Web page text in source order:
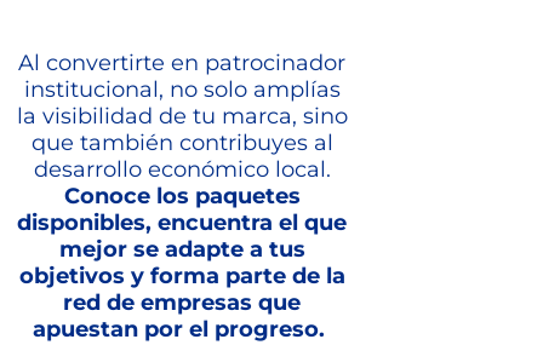
Al convertirte en patrocinador
institucional, no solo amplías
la visibilidad de tu marca, sino
que también contribuyes al
desarrollo económico local.
Conoce los paquetes
disponibles, encuentra el que
mejor se adapte a tus
objetivos y forma parte de la
red de empresas que
apuestan por el progreso.